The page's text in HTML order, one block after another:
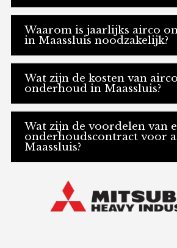
Waarom is jaarlijks airco
in Maassluis noodzakelijk?
Wat zijn de kosten van airco
onderhoud in Maassluis?
Wat zijn de voordelen van
onderhoudscontract voor
Maassluis?